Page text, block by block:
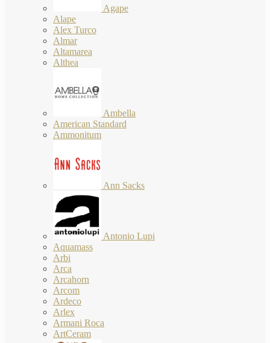
Agape
Alape
Alex Turco
Almar
Altamarea
Althea
Ambella
American Standard
Ammonitum
Ann Sacks
Antonio Lupi
Aquamass
Arbi
Arca
Arcahorn
Arcom
Ardeco
Arlex
Armani Roca
ArtCeram